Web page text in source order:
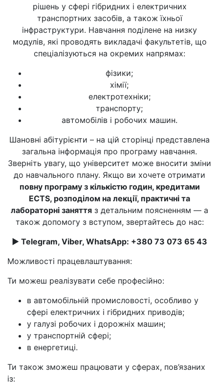
рішень у сфері гібридних і електричних
транспортних засобів, а також їхньої
інфраструктури. Навчання поділене на низку
модулів, які проводять викладачі факультетів, що
спеціалізуються на окремих напрямах:
фізики;
хімії;
електротехніки;
транспорту;
автомобілів і робочих машин.
Шановні абітурієнти – на цій сторінці представлена
загальна інформація про програму навчання.
Зверніть увагу, що університет може вносити зміни
до навчального плану. Якщо ви хочете отримати
повну програму з кількістю годин, кредитами
ECTS, розподілом на лекції, практичні та
лабораторні заняття з детальним поясненням — а
також допомогу з вступом, звертайтесь до нас:
► Telegram, Viber, WhatsApp: +380 73 073 65 43
Можливості працевлаштування:
Ти можеш реалізувати себе професійно:
в автомобільній промисловості, особливо у
сфері електричних і гібридних приводів;
у галузі робочих і дорожніх машин;
у транспортній сфері;
в енергетиці.
Ти також зможеш працювати у сферах, пов’язаних
із: